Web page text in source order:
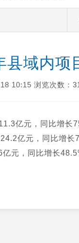
县域内项
10:15 浏览次数：
亿元，同比增长
亿元，同比增长
元，同比增长